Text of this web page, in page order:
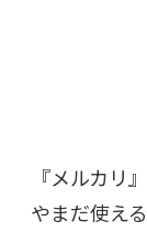
『メルカリ
やまだ使え